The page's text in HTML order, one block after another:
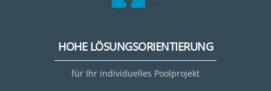
HOHE LÖSUNGSORIENTIERUNG
für Ihr individuelles Poolprojekt